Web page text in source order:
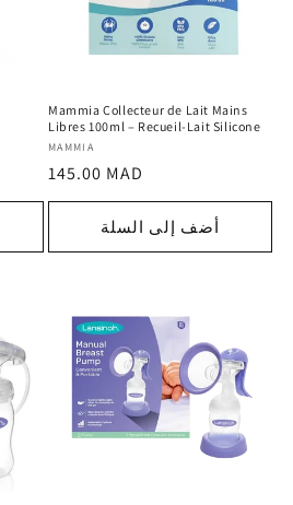
Mammia Collecteur de Lait Mains
Libres 100ml – Recueil-Lait Silicone
المورد
:
MAMMIA
السعر
العادي
145.00 MAD
أضف إلى السلة